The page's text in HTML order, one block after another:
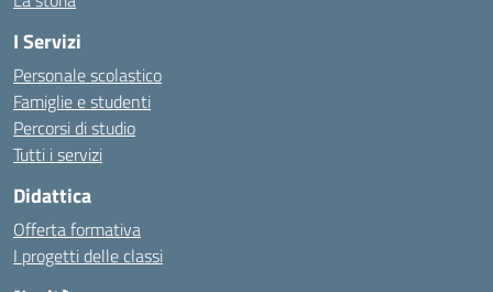
I Servizi
Personale scolastico
Famiglie e studenti
Percorsi di studio
Tutti i servizi
Didattica
Offerta formativa
I progetti delle classi